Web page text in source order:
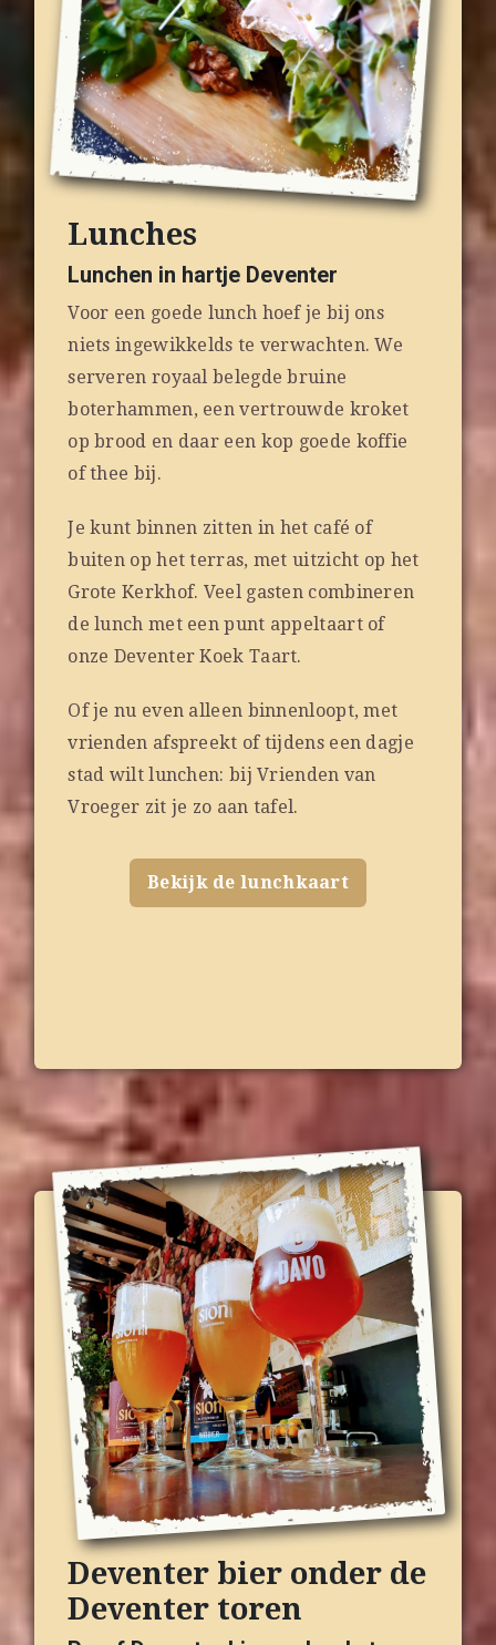
Lunches
Lunchen in hartje Deventer
Voor een goede lunch hoef je bij ons
niets ingewikkelds te verwachten. We
serveren royaal belegde bruine
boterhammen, een vertrouwde kroket
op brood en daar een kop goede koffie
of thee bij.
Je kunt binnen zitten in het café of
buiten op het terras, met uitzicht op het
Grote Kerkhof. Veel gasten combineren
de lunch met een punt appeltaart of
onze Deventer Koek Taart.
Of je nu even alleen binnenloopt, met
vrienden afspreekt of tijdens een dagje
stad wilt lunchen: bij Vrienden van
Vroeger zit je zo aan tafel.
Bekijk de lunchkaart
Deventer bier onder de
Deventer toren